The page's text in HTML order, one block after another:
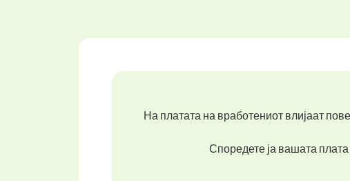
На платата на вработениот влијаат
Споредете ја вашата плата